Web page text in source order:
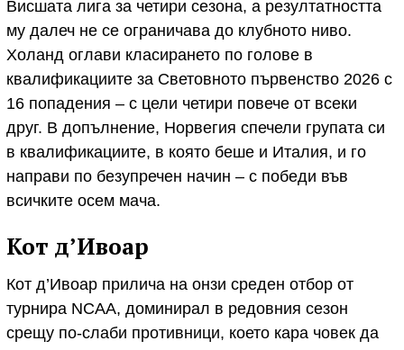
Висшата лига за четири сезона, а резултатността
му далеч не се ограничава до клубното ниво.
Холанд оглави класирането по голове в
квалификациите за Световното първенство 2026 с
16 попадения – с цели четири повече от всеки
друг. В допълнение, Норвегия спечели групата си
в квалификациите, в която беше и Италия, и го
направи по безупречен начин – с победи във
всичките осем мача.
Кот д’Ивоар
Кот д’Ивоар прилича на онзи среден отбор от
турнира NCAA, доминирал в редовния сезон
срещу по-слаби противници, което кара човек да